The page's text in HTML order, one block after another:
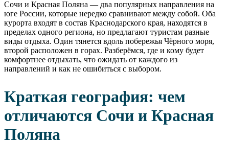
Сочи и Красная Поляна — два популярных направления на
юге России, которые нередко сравнивают между собой. Оба
курорта входят в состав Краснодарского края, находятся в
пределах одного региона, но предлагают туристам разные
виды отдыха. Один тянется вдоль побережья Чёрного моря,
второй расположен в горах. Разберёмся, где и кому будет
комфортнее отдыхать, что ожидать от каждого из
направлений и как не ошибиться с выбором.
Краткая география: чем
отличаются Сочи и Красная
Поляна